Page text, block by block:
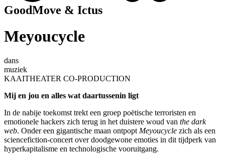
GoodMove & Ictus
Meyoucycle
dans
muziek
KAAITHEATER CO-PRODUCTION
Mij en jou en alles wat daartussenin ligt
In de nabije toekomst trekt een groep poëtische terroristen en
emotionele hackers zich terug in het duistere woud van the dark
web. Onder een gigantische maan ontpopt Meyoucycle zich als een
sciencefiction-concert over doodgewone emoties in dit tijdperk van
hyperkapitalisme en technologische vooruitgang.